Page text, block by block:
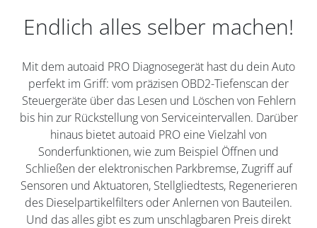
Endlich alles selber machen!
Mit dem autoaid PRO Diagnosegerät hast du dein Auto
perfekt im Griff: vom präzisen OBD2-Tiefenscan der
Steuergeräte über das Lesen und Löschen von Fehlern
bis hin zur Rückstellung von Serviceintervallen. Darüber
hinaus bietet autoaid PRO eine Vielzahl von
Sonderfunktionen, wie zum Beispiel Öffnen und
Schließen der elektronischen Parkbremse, Zugriff auf
Sensoren und Aktuatoren, Stellgliedtests, Regenerieren
des Dieselpartikelfilters oder Anlernen von Bauteilen.
Und das alles gibt es zum unschlagbaren Preis direkt